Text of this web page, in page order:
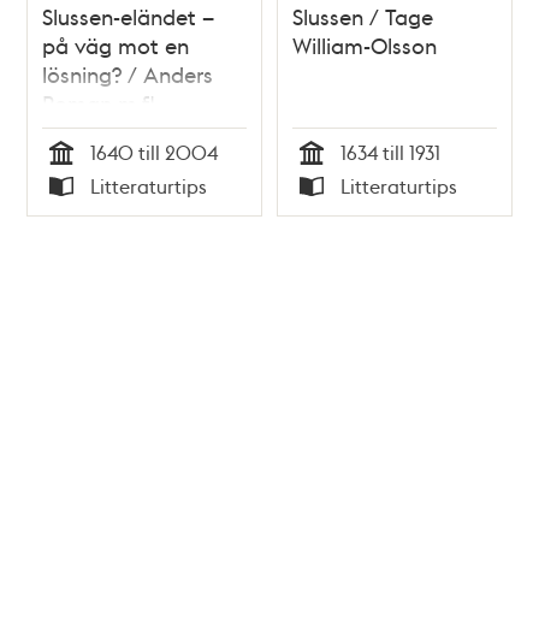
Slussen-eländet –
på väg mot en
lösning? / Anders
Roman m.fl.
Tid
1640 till 2004
Typ
Litteraturtips
Slussen / Tage
William-Olsson
Tid
1634 till 1931
Typ
Litteraturtips